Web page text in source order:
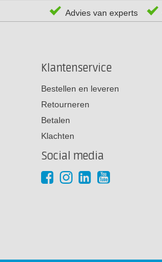
Advies van experts
Klantenservice
Bestellen en leveren
Retourneren
Betalen
Klachten
Social media